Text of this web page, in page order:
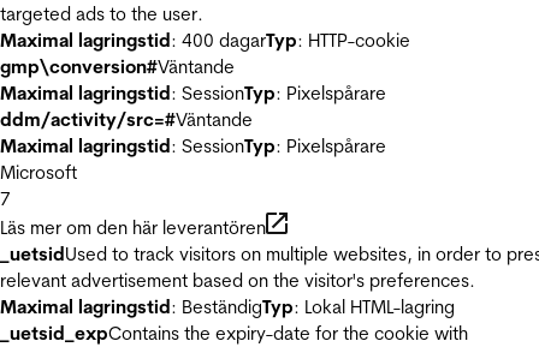
targeted ads to the user.
Maximal lagringstid: 400 dagarTyp: HTTP-cookie
gmp\conversion#Väntande
Maximal lagringstid: SessionTyp: Pixelspårare
ddm/activity/src=#Väntande
Maximal lagringstid: SessionTyp: Pixelspårare
Microsoft
7
Läs mer om den här leverantören
_uetsidUsed to track visitors on multiple websites, in order to
relevant advertisement based on the visitor's preferences.
Maximal lagringstid: BeständigTyp: Lokal HTML-lagring
_uetsid_expContains the expiry-date for the cookie with